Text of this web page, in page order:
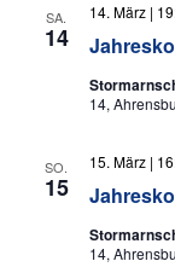
SA.
14
14. März |
14,
SO.
15
15. März |
14,